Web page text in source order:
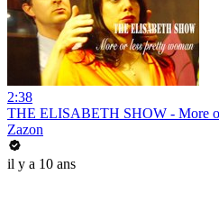
2:38
THE ELISABETH SHOW - More
Zazon
il y a 10 ans